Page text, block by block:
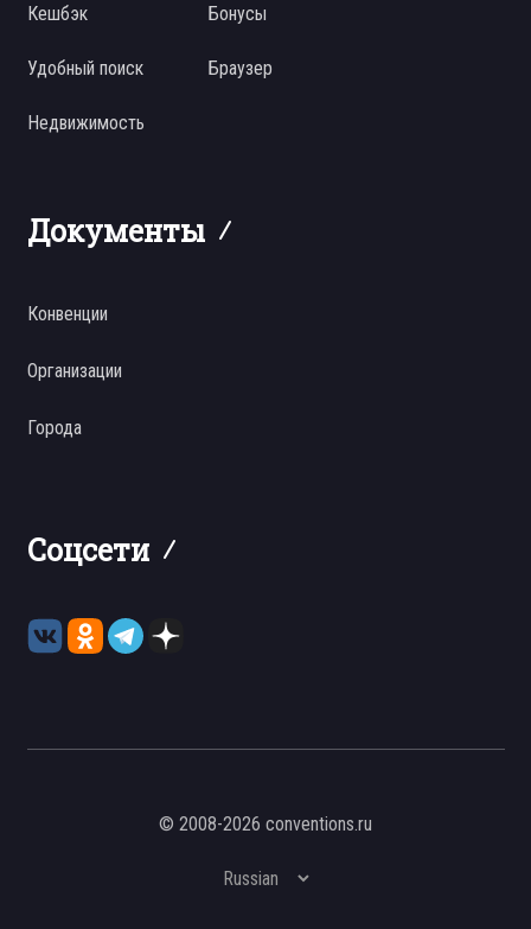
Кешбэк Бонусы
Удобный поиск Браузер
Недвижимость
Документы
Конвенции
Организации
Города
Соцсети
© 2008-2026 conventions.ru